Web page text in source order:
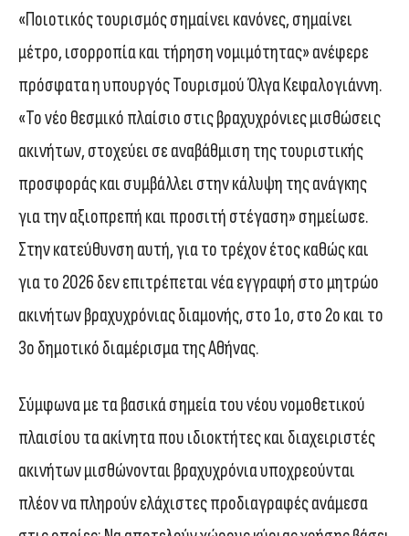
«Ποιοτικός τουρισμός σημαίνει κανόνες, σημαίνει
μέτρο, ισορροπία και τήρηση νομιμότητας» ανέφερε
πρόσφατα η υπουργός Τουρισμού Όλγα Κεφαλογιάννη.
«Το νέο θεσμικό πλαίσιο στις βραχυχρόνιες μισθώσεις
ακινήτων, στοχεύει σε αναβάθμιση της τουριστικής
προσφοράς και συμβάλλει στην κάλυψη της ανάγκης
για την αξιοπρεπή και προσιτή στέγαση» σημείωσε.
Στην κατεύθυνση αυτή, για το τρέχον έτος καθώς και
για το 2026 δεν επιτρέπεται νέα εγγραφή στο μητρώο
ακινήτων βραχυχρόνιας διαμονής, στο 1ο, στο 2ο και το
3ο δημοτικό διαμέρισμα της Αθήνας.
Σύμφωνα με τα βασικά σημεία του νέου νομοθετικού
πλαισίου τα ακίνητα που ιδιοκτήτες και διαχειριστές
ακινήτων μισθώνονται βραχυχρόνια υποχρεούνται
πλέον να πληρούν ελάχιστες προδιαγραφές ανάμεσα